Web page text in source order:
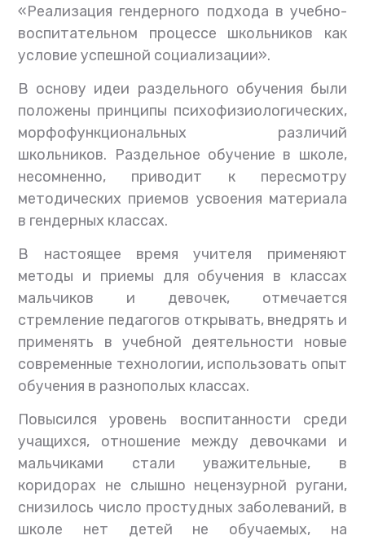
«Реализация гендерного подхода в учебно-
воспитательном процессе школьников как
условие успешной социализации».
В основу идеи раздельного обучения были
положены принципы психофизиологических,
морфофункциональных различий
школьников. Раздельное обучение в школе,
несомненно, приводит к пересмотру
методических приемов усвоения материала
в гендерных классах.
В настоящее время учителя применяют
методы и приемы для обучения в классах
мальчиков и девочек, отмечается
стремление педагогов открывать, внедрять и
применять в учебной деятельности новые
современные технологии, использовать опыт
обучения в разнополых классах.
Повысился уровень воспитанности среди
учащихся, отношение между девочками и
мальчиками стали уважительные, в
коридорах не слышно нецензурной ругани,
снизилось число простудных заболеваний, в
школе нет детей не обучаемых, на